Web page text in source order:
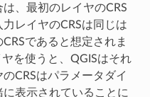
、最初のレイヤのCRS
レイヤのCRSは同じは
であると想定されま
を使うと、QGISはそれ
CRSはパラメータダイ
表示されていることに